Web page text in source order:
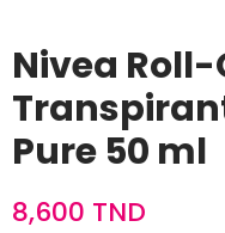
Nivea
Pure 50 ml
8,600 TND